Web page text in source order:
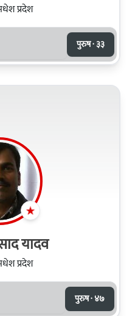
प्रदेश
पुरुष · ३३
यादव
प्रदेश
पुरुष · ४७